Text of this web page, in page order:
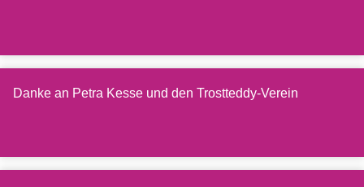
Danke an Petra Kesse und den Trostteddy-Verein